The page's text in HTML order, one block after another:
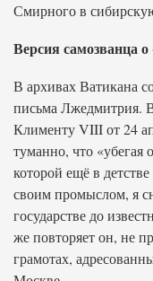
Смирного в
Версия самозванца
В архивах Ватикана
письма Лжедмитрия.
Клименту VIII от 24
туманно, что «убегая
которой ещё в
своим промыслом, я
государстве до
же повторяет он, не
грамотах,